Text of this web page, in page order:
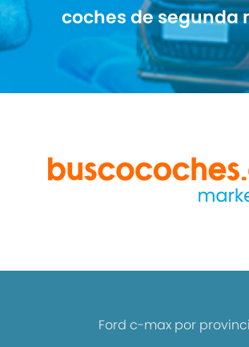
coches de segunda
Ford c-max por